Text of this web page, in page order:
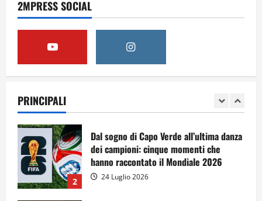
2MPRESS SOCIAL
PRINCIPALI
5
15 Luglio 2026
A Sergio, dal ragazzo furbo
2
Dal sogno di Capo Verde all’ultima danza
dei campioni: cinque momenti che
hanno raccontato il Mondiale 2026
24 Luglio 2026